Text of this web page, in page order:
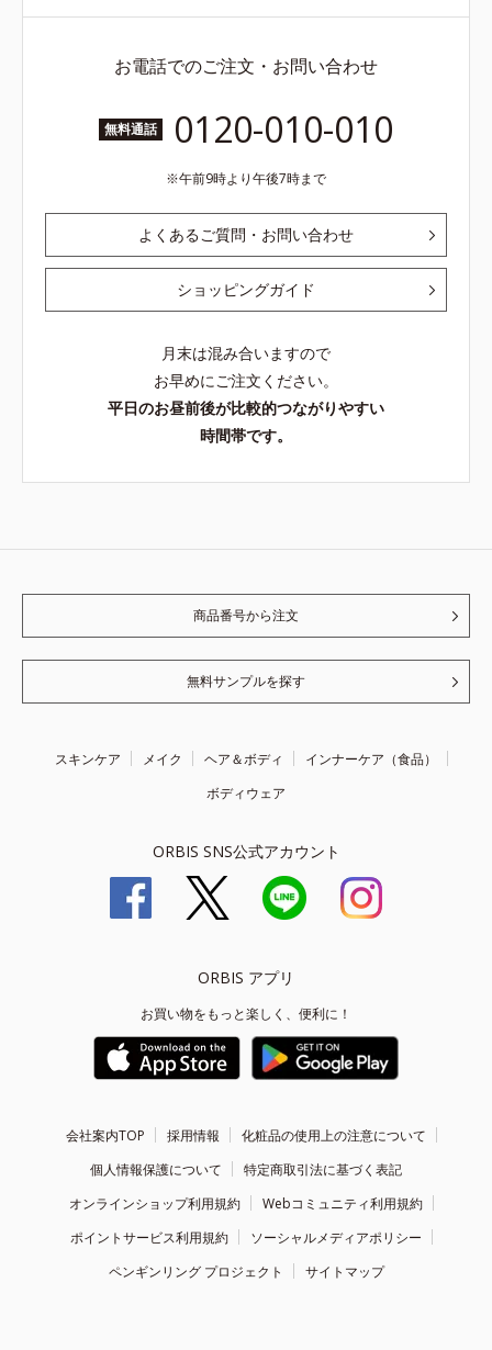
お電話でのご注文・お問い合わせ
無料通話 0120-010-010
午前9時より午後7時まで
よくあるご質問・お問い合わせ
ショッピングガイド
月末は混み合いますので
お早めにご注文ください。
平日のお昼前後が比較的つながりやすい
時間帯です。
商品番号から注文
無料サンプルを探す
スキンケア メイク ヘア＆ボディ
インナーケア（食品）
ボディウェア
ORBIS SNS公式アカウント
ORBIS アプリ
お買い物をもっと楽しく、便利に！
会社案内TOP 採用情報
化粧品の使用上の注意について
個人情報保護について
特定商取引法に基づく表記
オンラインショップ利用規約
Webコミュニティ利用規約
ポイントサービス利用規約
ソーシャルメディアポリシー
ペンギンリング プロジェクト
サイトマップ